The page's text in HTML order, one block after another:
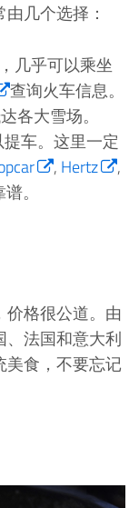
几个选择：
几乎可以乘坐
查询火车信息。
各大雪场。
车。这里一定
, Hertz
,
。
格很公道。由
法国和意大利
食，不要忘记